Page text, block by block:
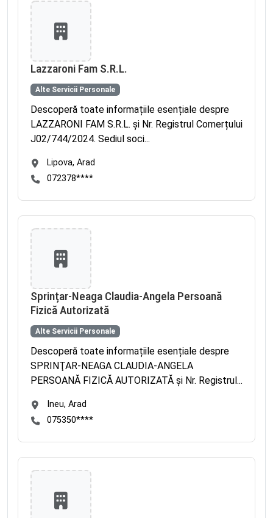
Lazzaroni Fam S.R.L.
Alte Servicii Personale
Descoperă toate informațiile esențiale despre
LAZZARONI FAM S.R.L. și Nr. Registrul Comerțului
J02/744/2024. Sediul soci...
Lipova, Arad
072378****
Sprințar-Neaga Claudia-Angela Persoană
Fizică Autorizată
Alte Servicii Personale
Descoperă toate informațiile esențiale despre
SPRINŢAR-NEAGA CLAUDIA-ANGELA
PERSOANĂ FIZICĂ AUTORIZATĂ și Nr. Registrul...
Ineu, Arad
075350****